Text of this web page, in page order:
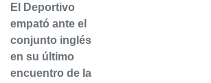
El Deportivo
empató ante el
conjunto inglés
en su último
encuentro de la